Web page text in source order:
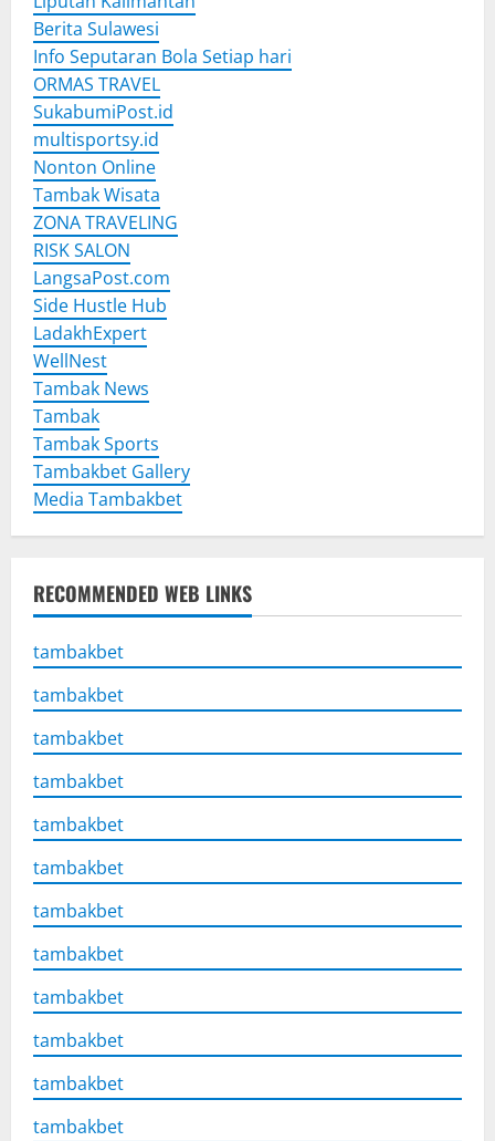
Berita Sulawesi
Info Seputaran Bola Setiap hari
ORMAS TRAVEL
SukabumiPost.id
multisportsy.id
Nonton Online
Tambak Wisata
ZONA TRAVELING
RISK SALON
LangsaPost.com
Side Hustle Hub
LadakhExpert
WellNest
Tambak News
Tambak
Tambak Sports
Tambakbet Gallery
Media Tambakbet
RECOMMENDED WEB LINKS
tambakbet
tambakbet
tambakbet
tambakbet
tambakbet
tambakbet
tambakbet
tambakbet
tambakbet
tambakbet
tambakbet
tambakbet